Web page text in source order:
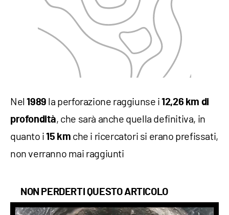
Nel1989 la perforazione raggiunse i12,26 km di
profondità, che sarà anche quella definitiva, in
quanto i15 km che i ricercatori si erano prefissati,
non verranno mai raggiunti
NON PERDERTI QUESTO ARTICOLO